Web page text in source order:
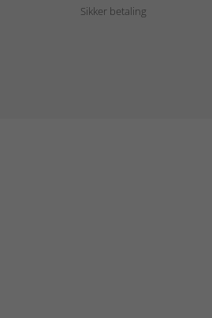
Sikker betaling